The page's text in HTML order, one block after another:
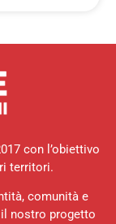
con l’obiettivo
territori.
comunità e
nostro progetto